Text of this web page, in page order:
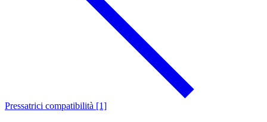
Pressatrici compatibilità [1]